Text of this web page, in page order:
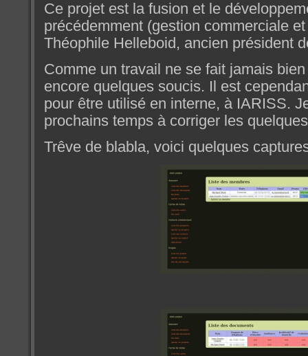
Ce projet est la fusion et le
précédemment (gestion commerciale
Théophile Helleboid, ancien président
Comme un travail ne se fait jamais
encore quelques soucis. Il est
pour être utilisé en interne, à IARISS.
prochains temps à corriger les
Trêve de blabla, voici quelques